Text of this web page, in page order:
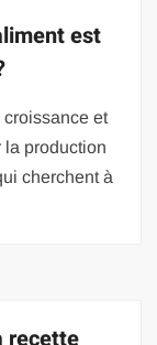
est
et
la production
cherchent à
recette